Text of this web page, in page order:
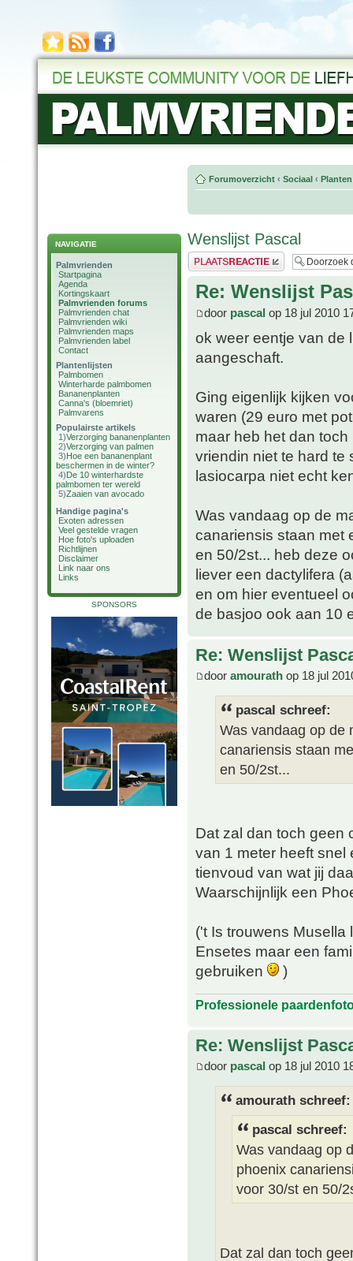
NAVIGATIE
Palmvrienden
Startpagina
Agenda
Kortingskaart
Palmvrienden forums
Palmvrienden chat
Palmvrienden wiki
Palmvrienden maps
Palmvrienden label
Contact
Plantenlijsten
Palmbomen
Winterharde palmbomen
Bananenplanten
Canna's (bloemriet)
Palmvarens
Populairste artikels
1)Verzorging bananenplanten
2)Verzorging van palmen
3)Hoe een bananenplant
beschermen in de winter?
4)De 10 winterhardste
palmbomen ter wereld
5)Zaaien van avocado
Handige pagina's
Exoten adressen
Veel gestelde vragen
Hoe foto's uploaden
Richtlijnen
Disclaimer
Link naar ons
Links
SPONSORS
Forumoverzicht ‹ Sociaal ‹
Wenslijst Pascal
Plaats een reactie
Re: Wenslijst
door pascal op 18 jul 2010
ok weer eentje van de
aangeschaft.
Ging eigenlijk kijken
waren (29 euro met
maar heb het dan
vriendin niet te hard
lasiocarpa niet echt
Was vandaag op de
canariensis staan met
en 50/2st... heb deze
liever een dactylifera
en om hier eventueel
de basjoo ook aan 10
Re: Wenslijst
door amourath op 18 jul
pascal schreef:
Was vandaag op de
canariensis staan
en 50/2st...
Dat zal dan toch geen
van 1 meter heeft snel
tienvoud van wat jij
Waarschijnlijk een
('t Is trouwens
Ensetes maar een
gebruiken
)
Professionele
Re: Wenslijst
door pascal op 18 jul 2010
amourath schreef:
pascal schreef:
Was vandaag op
phoenix
voor 30/st en 50/
Dat zal dan toch